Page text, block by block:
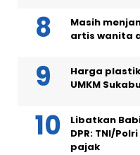
Masih
artis wanita
Harga
UMKM
Libatkan
DPR: TNI/
pajak